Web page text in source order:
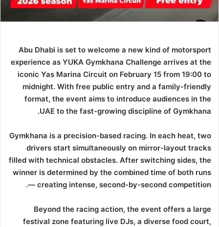
Abu Dhabi is set to welcome a new kind of motorsport
experience as YUKA Gymkhana Challenge arrives at the
iconic Yas Marina Circuit on February 15 from 19:00 to
midnight. With free public entry and a family-friendly
format, the event aims to introduce audiences in the
UAE to the fast-growing discipline of Gymkhana.
Gymkhana is a precision-based racing. In each heat, two
drivers start simultaneously on mirror-layout tracks
filled with technical obstacles. After switching sides, the
winner is determined by the combined time of both runs
— creating intense, second-by-second competition.
Beyond the racing action, the event offers a large
festival zone featuring live DJs, a diverse food court,